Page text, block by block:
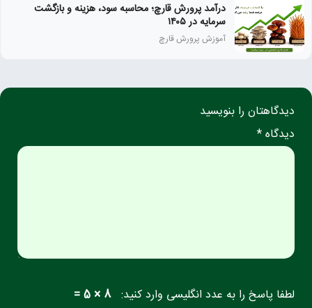
درآمد پرورش قارچ؛ محاسبه سود، هزینه و بازگشت
سرمایه در ۱۴۰۵
آموزش پرورش قارچ
دیدگاهتان را بنویسید
دیدگاه *
لطفا پاسخ را به عدد انگلیسی وارد کنید: 8 × 5 =